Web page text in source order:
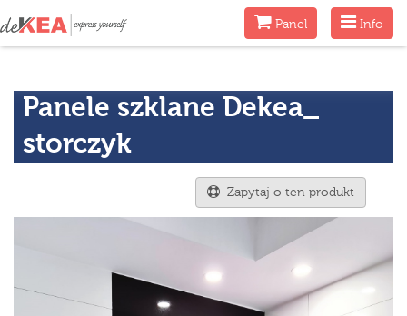
Menu
Info
MenuPanel
Panele szklane Dekea_
storczyk
Zapytaj o ten produkt